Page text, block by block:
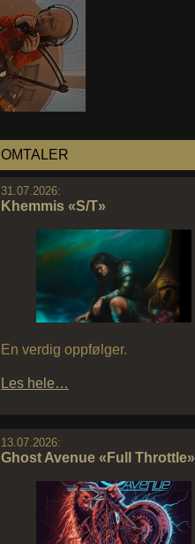
OMTALER
31.07.2026:
Khemmis «S/T»
En verdig oppfølger.
Les hele…
13.07.2026:
Ghost Avenue «Full Throttle»